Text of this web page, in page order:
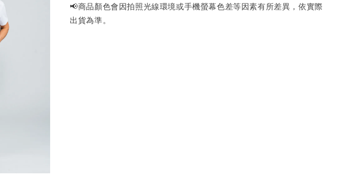
📢商品顏色會因拍照光線環境或手機螢幕色差等因素有所差異，依實際
出貨為準。